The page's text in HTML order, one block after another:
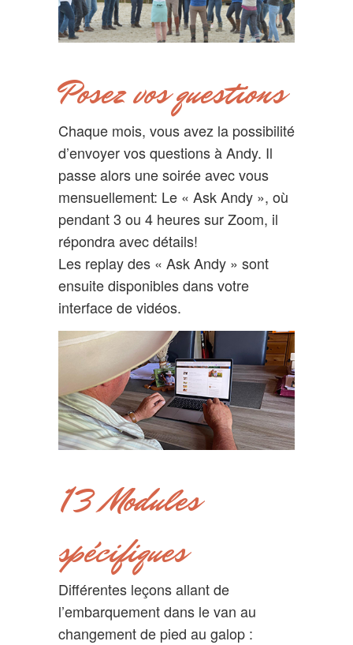
Posez vos questions
Chaque mois, vous avez la possibilité
d’envoyer vos questions à Andy. Il
passe alors une soirée avec vous
mensuellement: Le « Ask Andy », où
pendant 3 ou 4 heures sur Zoom, il
répondra avec détails!
Les replay des « Ask Andy » sont
ensuite disponibles dans votre
interface de vidéos.
13 Modules
spécifiques
Différentes leçons allant de
l’embarquement dans le van au
changement de pied au galop :